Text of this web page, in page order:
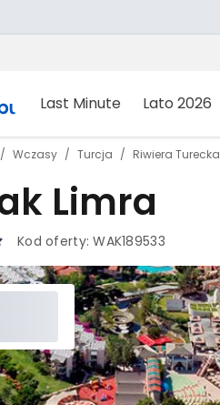
Last Minute Lato 2026
Wczasy Turcja Riwiera Turecka
Limra
Kod oferty:WAK189533